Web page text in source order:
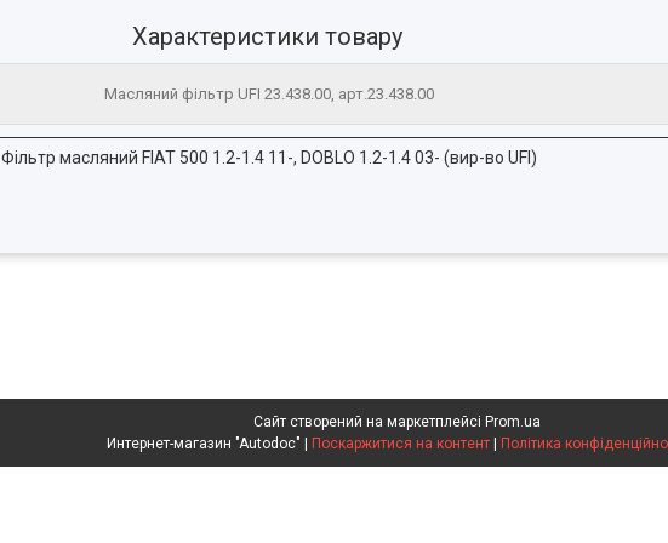
Характеристики товару
Масляний фільтр UFI 23.438.00, арт.23.438.00
Фільтр масляний FIAT 500 1.2-1.4 11-, DOBLO 1.2-1.4 03- (вир-во UFI)
Сайт створений на маркетплейсі Prom.ua
Поскаржитися на контент Політика